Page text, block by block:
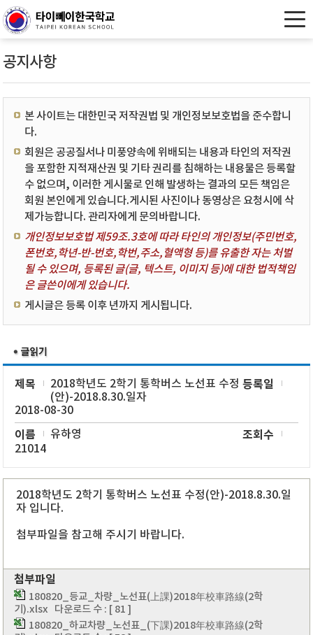
공지사항
본 사이트는 대한민국 저작권법 및 개인정보보호법을 준수합니
다.
회원은 공공질서나 미풍양속에 위배되는 내용과 타인의 저작권
을 포함한 지적재산권 및 기타 권리를 침해하는 내용물은 등록할
수 없으며, 이러한 게시물로 인해 발생하는 결과의 모든 책임은
회원 본인에게 있습니다.게시된 사진이나 동영상은 요청시에 삭
제가능합니다. 관리자에게 문의바랍니다.
개인정보보호법 제59조.3호에 따라 타인의 개인정보(주민번호,
폰번호,학년-반-번호,학번,주소,혈액형 등)를 유출한 자는 처벌
될 수 있으며, 등록된 글(글, 텍스트, 이미지 등)에 대한 법적책임
은 글쓴이에게 있습니다.
게시글은 등록 이후 년까지 게시됩니다.
제목
2018학년도 2학기 통학버스 노선표 수정
(안)-2018.8.30.일자
등록일
2018-08-30
이름 유하영 조회수
21014
2018학년도 2학기 통학버스 노선표 수정(안)-2018.8.30.일
자 입니다.
첨부파일을 참고해 주시기 바랍니다.
첨부파일
180820_등교_차량_노선표(上課)2018年校車路線(2학
기).xlsx 다운로드 수 : [ 81 ]
180820_하교차량_노선표_(下課)2018年校車路線(2학